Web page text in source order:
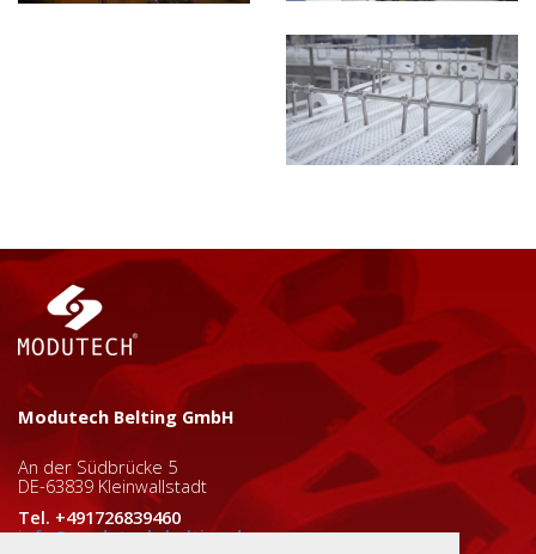
Modutech Belting GmbH
An der Südbrücke 5
DE-63839 Kleinwallstadt
Tel. +491726839460
info@modutech-belting.de